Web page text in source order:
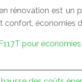
en rénovation est
confort, économies
pour économies